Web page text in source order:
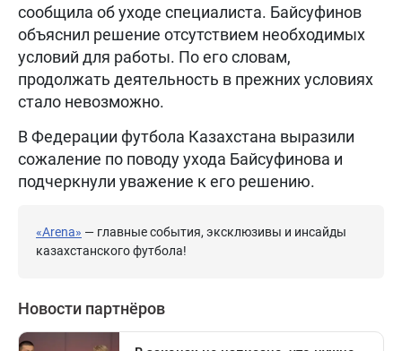
сообщила об уходе специалиста. Байсуфинов
объяснил решение отсутствием необходимых
условий для работы. По его словам,
продолжать деятельность в прежних условиях
стало невозможно.
В Федерации футбола Казахстана выразили
сожаление по поводу ухода Байсуфинова и
подчеркнули уважение к его решению.
«Arena» — главные события, эксклюзивы и инсайды
казахстанского футбола!